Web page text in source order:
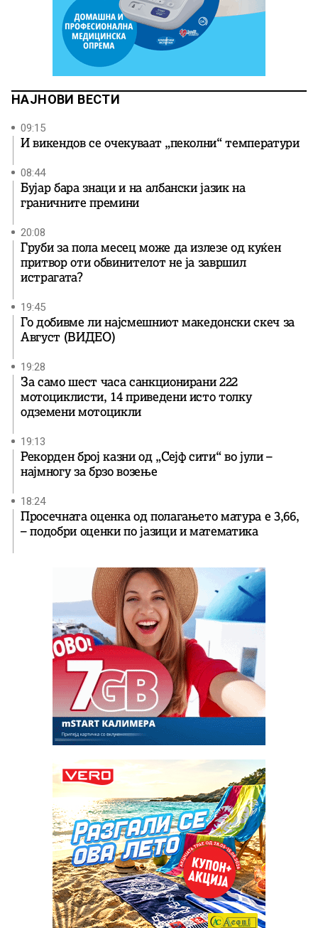
НАЈНОВИ ВЕСТИ
09:15
И викендов се очекуваат „пеколни“ температури
08:44
Бујар бара знаци и на албански јазик на
граничните премини
20:08
Груби за пола месец може да излезе од куќен
притвор оти обвинителот не ја завршил
истрагата?
19:45
Го добивме ли најсмешниот македонски скеч за
Август (ВИДЕО)
19:28
За само шест часа санкционирани 222
мотоциклисти, 14 приведени исто толку
одземени мотоцикли
19:13
Рекорден број казни од „Сејф сити“ во јули –
најмногу за брзо возење
18:24
Просечната оценка од полагањето матура е 3,66,
– подобри оценки по јазици и математика